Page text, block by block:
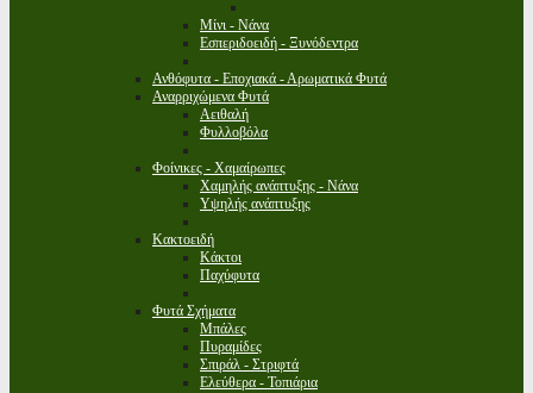
Μίνι - Νάνα
Εσπεριδοειδή - Ξυνόδεντρα
Ανθόφυτα - Εποχιακά - Αρωματικά Φυτά
Αναρριχώμενα Φυτά
Αειθαλή
Φυλλοβόλα
Φοίνικες - Χαμαίρωπες
Χαμηλής ανάπτυξης - Νάνα
Υψηλής ανάπτυξης
Κακτοειδή
Κάκτοι
Παχύφυτα
Φυτά Σχήματα
Μπάλες
Πυραμίδες
Σπιράλ - Στριφτά
Ελεύθερα - Τοπιάρια